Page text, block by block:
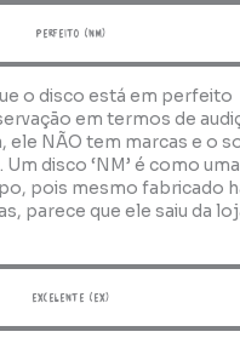
perfeito (NM)
o disco está em perfeito
em termos de
ele NÃO tem marcas e o
disco ‘NM’ é como uma
pois mesmo fabricado
parece que ele saiu da
Excelente (EX)